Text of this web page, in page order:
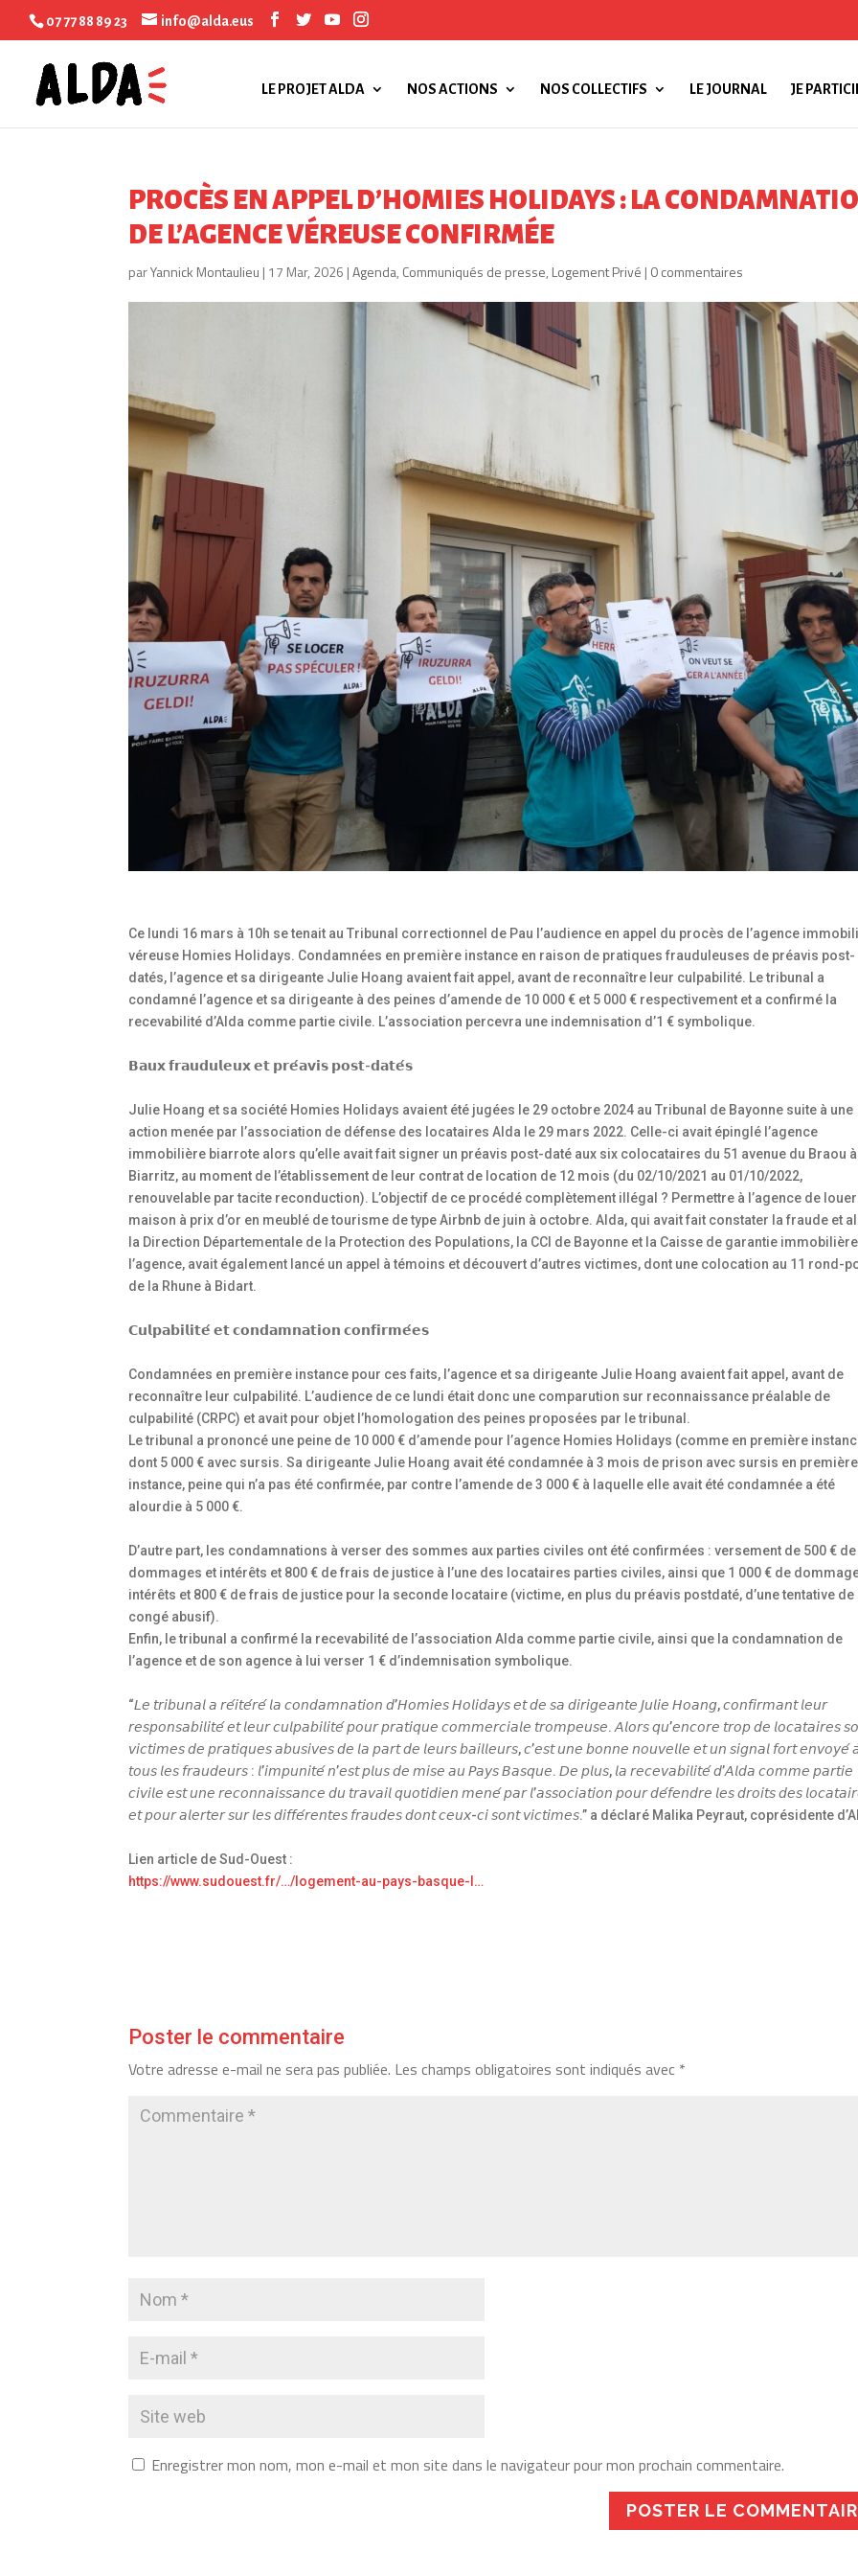
07 77 88 89 23 info@alda.eus
LE PROJET ALDA NOS ACTIONS NOS COLLECTIFS LE JOURNAL JE
PROCÈS EN APPEL D’HOMIES HOLIDAYS : LA
DE L’AGENCE VÉREUSE CONFIRMÉE
parYannick Montaulieu | 17 Mar, 2026 |Agenda, Communiqués de presse, Logement Privé | 0 commentaires
Ce lundi 16 mars à 10h se tenait au Tribunal correctionnel de Pau l’audience en appel du procès de l’agence
véreuse Homies Holidays. Condamnées en première instance en raison de pratiques frauduleuses de préavis post-
datés, l’agence et sa dirigeante Julie Hoang avaient fait appel, avant de reconnaître leur culpabilité. Le tribunal a
condamné l’agence et sa dirigeante à des peines d’amende de 10 000 € et 5 000 € respectivement et a confirmé la
recevabilité d’Alda comme partie civile. L’association percevra une indemnisation d’1 € symbolique.
𝗕𝗮𝘂𝘅 𝗳𝗿𝗮𝘂𝗱𝘂𝗹𝗲𝘂𝘅 𝗲𝘁 𝗽𝗿𝗲́𝗮𝘃𝗶𝘀 𝗽𝗼𝘀𝘁-𝗱𝗮𝘁𝗲́𝘀
Julie Hoang et sa société Homies Holidays avaient été jugées le 29 octobre 2024 au Tribunal de Bayonne suite à une
action menée par l’association de défense des locataires Alda le 29 mars 2022. Celle-ci avait épinglé l’agence
immobilière biarrote alors qu’elle avait fait signer un préavis post-daté aux six colocataires du 51 avenue du Braou à
Biarritz, au moment de l’établissement de leur contrat de location de 12 mois (du 02/10/2021 au 01/10/2022,
renouvelable par tacite reconduction). L’objectif de ce procédé complètement illégal ? Permettre à l’agence de
maison à prix d’or en meublé de tourisme de type Airbnb de juin à octobre. Alda, qui avait fait constater la fraude et
la Direction Départementale de la Protection des Populations, la CCI de Bayonne et la Caisse de garantie
l’agence, avait également lancé un appel à témoins et découvert d’autres victimes, dont une colocation au 11 rond-
de la Rhune à Bidart.
𝗖𝘂𝗹𝗽𝗮𝗯𝗶𝗹𝗶𝘁𝗲́ 𝗲𝘁 𝗰𝗼𝗻𝗱𝗮𝗺𝗻𝗮𝘁𝗶𝗼𝗻 𝗰𝗼𝗻𝗳𝗶𝗿𝗺𝗲́𝗲𝘀
Condamnées en première instance pour ces faits, l’agence et sa dirigeante Julie Hoang avaient fait appel, avant de
reconnaître leur culpabilité. L’audience de ce lundi était donc une comparution sur reconnaissance préalable de
culpabilité (CRPC) et avait pour objet l’homologation des peines proposées par le tribunal.
Le tribunal a prononcé une peine de 10 000 € d’amende pour l’agence Homies Holidays (comme en première
dont 5 000 € avec sursis. Sa dirigeante Julie Hoang avait été condamnée à 3 mois de prison avec sursis en première
instance, peine qui n’a pas été confirmée, par contre l’amende de 3 000 € à laquelle elle avait été condamnée a été
alourdie à 5 000 €.
D’autre part, les condamnations à verser des sommes aux parties civiles ont été confirmées : versement de 500 € de
dommages et intérêts et 800 € de frais de justice à l’une des locataires parties civiles, ainsi que 1 000 € de
intérêts et 800 € de frais de justice pour la seconde locataire (victime, en plus du préavis postdaté, d’une tentative de
congé abusif).
Enfin, le tribunal a confirmé la recevabilité de l’association Alda comme partie civile, ainsi que la condamnation de
l’agence et de son agence à lui verser 1 € d’indemnisation symbolique.
“𝘓𝘦 𝘵𝘳𝘪𝘣𝘶𝘯𝘢𝘭 𝘢 𝘳𝘦́𝘪𝘵𝘦́𝘳𝘦́ 𝘭𝘢 𝘤𝘰𝘯𝘥𝘢𝘮𝘯𝘢𝘵𝘪𝘰𝘯 𝘥’𝘏𝘰𝘮𝘪𝘦𝘴 𝘏𝘰𝘭𝘪𝘥𝘢𝘺𝘴 𝘦𝘵 𝘥𝘦 𝘴𝘢 𝘥𝘪𝘳𝘪𝘨𝘦𝘢𝘯𝘵𝘦 𝘑𝘶𝘭𝘪𝘦 𝘏𝘰𝘢𝘯𝘨, 𝘤𝘰𝘯𝘧𝘪𝘳𝘮𝘢𝘯𝘵 𝘭𝘦𝘶𝘳
𝘳𝘦𝘴𝘱𝘰𝘯𝘴𝘢𝘣𝘪𝘭𝘪𝘵𝘦́ 𝘦𝘵 𝘭𝘦𝘶𝘳 𝘤𝘶𝘭𝘱𝘢𝘣𝘪𝘭𝘪𝘵𝘦́ 𝘱𝘰𝘶𝘳 𝘱𝘳𝘢𝘵𝘪𝘲𝘶𝘦 𝘤𝘰𝘮𝘮𝘦𝘳𝘤𝘪𝘢𝘭𝘦 𝘵𝘳𝘰𝘮𝘱𝘦𝘶𝘴𝘦. 𝘈𝘭𝘰𝘳𝘴 𝘲𝘶’𝘦𝘯𝘤𝘰𝘳𝘦 𝘵𝘳𝘰𝘱 𝘥𝘦 𝘭𝘰𝘤𝘢𝘵𝘢𝘪𝘳𝘦𝘴
𝘷𝘪𝘤𝘵𝘪𝘮𝘦𝘴 𝘥𝘦 𝘱𝘳𝘢𝘵𝘪𝘲𝘶𝘦𝘴 𝘢𝘣𝘶𝘴𝘪𝘷𝘦𝘴 𝘥𝘦 𝘭𝘢 𝘱𝘢𝘳𝘵 𝘥𝘦 𝘭𝘦𝘶𝘳𝘴 𝘣𝘢𝘪𝘭𝘭𝘦𝘶𝘳𝘴, 𝘤’𝘦𝘴𝘵 𝘶𝘯𝘦 𝘣𝘰𝘯𝘯𝘦 𝘯𝘰𝘶𝘷𝘦𝘭𝘭𝘦 𝘦𝘵 𝘶𝘯 𝘴𝘪𝘨𝘯𝘢𝘭 𝘧𝘰𝘳𝘵 𝘦𝘯𝘷𝘰𝘺𝘦́
𝘵𝘰𝘶𝘴 𝘭𝘦𝘴 𝘧𝘳𝘢𝘶𝘥𝘦𝘶𝘳𝘴 : 𝘭’𝘪𝘮𝘱𝘶𝘯𝘪𝘵𝘦́ 𝘯’𝘦𝘴𝘵 𝘱𝘭𝘶𝘴 𝘥𝘦 𝘮𝘪𝘴𝘦 𝘢𝘶 𝘗𝘢𝘺𝘴 𝘉𝘢𝘴𝘲𝘶𝘦. 𝘋𝘦 𝘱𝘭𝘶𝘴, 𝘭𝘢 𝘳𝘦𝘤𝘦𝘷𝘢𝘣𝘪𝘭𝘪𝘵𝘦́ 𝘥’𝘈𝘭𝘥𝘢 𝘤𝘰𝘮𝘮𝘦 𝘱𝘢𝘳𝘵𝘪𝘦
𝘤𝘪𝘷𝘪𝘭𝘦 𝘦𝘴𝘵 𝘶𝘯𝘦 𝘳𝘦𝘤𝘰𝘯𝘯𝘢𝘪𝘴𝘴𝘢𝘯𝘤𝘦 𝘥𝘶 𝘵𝘳𝘢𝘷𝘢𝘪𝘭 𝘲𝘶𝘰𝘵𝘪𝘥𝘪𝘦𝘯 𝘮𝘦𝘯𝘦́ 𝘱𝘢𝘳 𝘭’𝘢𝘴𝘴𝘰𝘤𝘪𝘢𝘵𝘪𝘰𝘯 𝘱𝘰𝘶𝘳 𝘥𝘦́𝘧𝘦𝘯𝘥𝘳𝘦 𝘭𝘦𝘴 𝘥𝘳𝘰𝘪𝘵𝘴 𝘥𝘦𝘴
𝘦𝘵 𝘱𝘰𝘶𝘳 𝘢𝘭𝘦𝘳𝘵𝘦𝘳 𝘴𝘶𝘳 𝘭𝘦𝘴 𝘥𝘪𝘧𝘧𝘦́𝘳𝘦𝘯𝘵𝘦𝘴 𝘧𝘳𝘢𝘶𝘥𝘦𝘴 𝘥𝘰𝘯𝘵 𝘤𝘦𝘶𝘹-𝘤𝘪 𝘴𝘰𝘯𝘵 𝘷𝘪𝘤𝘵𝘪𝘮𝘦𝘴.” a déclaré Malika Peyraut, coprésidente
Lien article de Sud-Ouest :
https://www.sudouest.fr/…/logement-au-pays-basque-l…
Poster le commentaire
Votre adresse e-mail ne sera pas publiée. Les champs obligatoires sont indiqués avec *
Enregistrer mon nom, mon e-mail et mon site dans le navigateur pour mon prochain commentaire.